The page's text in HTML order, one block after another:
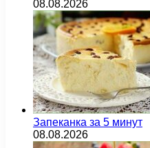
08.08.2026
Запеканка за 5 минут
08.08.2026